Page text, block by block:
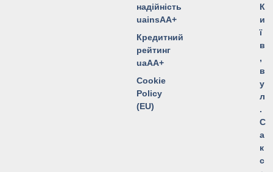
надійність
uainsAA+
Кредитний
рейтинг
uaAA+
Cookie
Policy
(EU)
К
и
ї
в
,
в
у
л
.
С
а
к
с